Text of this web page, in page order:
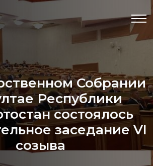
Собрании
Республики
состоялось
заседание VI
созыва